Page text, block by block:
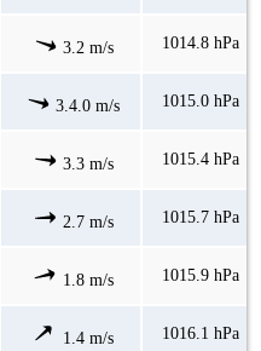
3.2 m/s 1014.8 hPa
3.4.0 m/s 1015.0 hPa
3.3 m/s 1015.4 hPa
2.7 m/s 1015.7 hPa
1.8 m/s 1015.9 hPa
1.4 m/s 1016.1 hPa